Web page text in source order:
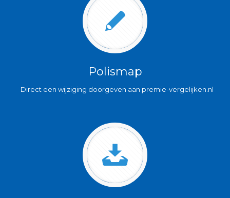
Polismap
Direct een wijziging doorgeven aan premie-vergelijken.nl